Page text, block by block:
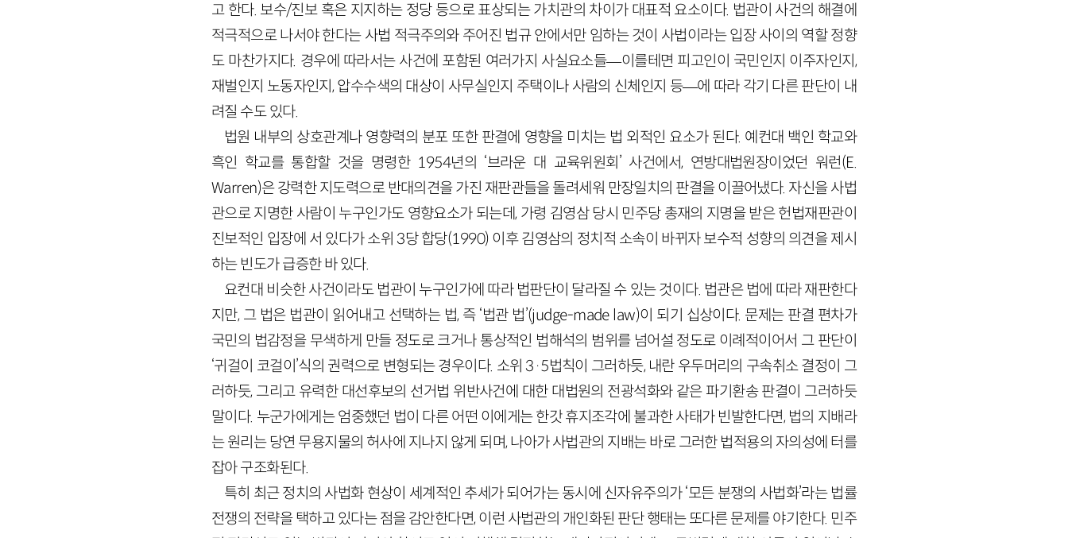
고 한다. 보수/진보 혹은 지지하는 정당 등으로 표상되는 가치관의 차이가 대표적 요소이다. 법관이 사건의 해결에
적극적으로 나서야 한다는 사법 적극주의와 주어진 법규 안에서만 임하는 것이 사법이라는 입장 사이의 역할 정향
도 마찬가지다. 경우에 따라서는 사건에 포함된 여러가지 사실요소들—이를테면 피고인이 국민인지 이주자인지,
재벌인지 노동자인지, 압수수색의 대상이 사무실인지 주택이나 사람의 신체인지 등—에 따라 각기 다른 판단이 내
려질 수도 있다.
법원 내부의 상호관계나 영향력의 분포 또한 판결에 영향을 미치는 법 외적인 요소가 된다. 예컨대 백인 학교와
흑인 학교를 통합할 것을 명령한 1954년의 ‘브라운 대 교육위원회’ 사건에서, 연방대법원장이었던 워런(E.
Warren)은 강력한 지도력으로 반대의견을 가진 재판관들을 돌려세워 만장일치의 판결을 이끌어냈다. 자신을 사법
관으로 지명한 사람이 누구인가도 영향요소가 되는데, 가령 김영삼 당시 민주당 총재의 지명을 받은 헌법재판관이
진보적인 입장에 서 있다가 소위 3당 합당(1990) 이후 김영삼의 정치적 소속이 바뀌자 보수적 성향의 의견을 제시
하는 빈도가 급증한 바 있다.
요컨대 비슷한 사건이라도 법관이 누구인가에 따라 법판단이 달라질 수 있는 것이다. 법관은 법에 따라 재판한다
지만, 그 법은 법관이 읽어내고 선택하는 법, 즉 ‘법관 법’(judge-made law)이 되기 십상이다. 문제는 판결 편차가
국민의 법감정을 무색하게 만들 정도로 크거나 통상적인 법해석의 범위를 넘어설 정도로 이례적이어서 그 판단이
‘귀걸이 코걸이’식의 권력으로 변형되는 경우이다. 소위 3·5법칙이 그러하듯, 내란 우두머리의 구속취소 결정이 그
러하듯, 그리고 유력한 대선후보의 선거법 위반사건에 대한 대법원의 전광석화와 같은 파기환송 판결이 그러하듯
말이다. 누군가에게는 엄중했던 법이 다른 어떤 이에게는 한갓 휴지조각에 불과한 사태가 빈발한다면, 법의 지배라
는 원리는 당연 무용지물의 허사에 지나지 않게 되며, 나아가 사법관의 지배는 바로 그러한 법적용의 자의성에 터를
잡아 구조화된다.
특히 최근 정치의 사법화 현상이 세계적인 추세가 되어가는 동시에 신자유주의가 ‘모든 분쟁의 사법화’라는 법률
전쟁의 전략을 택하고 있다는 점을 감안한다면, 이런 사법관의 개인화된 판단 행태는 또다른 문제를 야기한다. 민주